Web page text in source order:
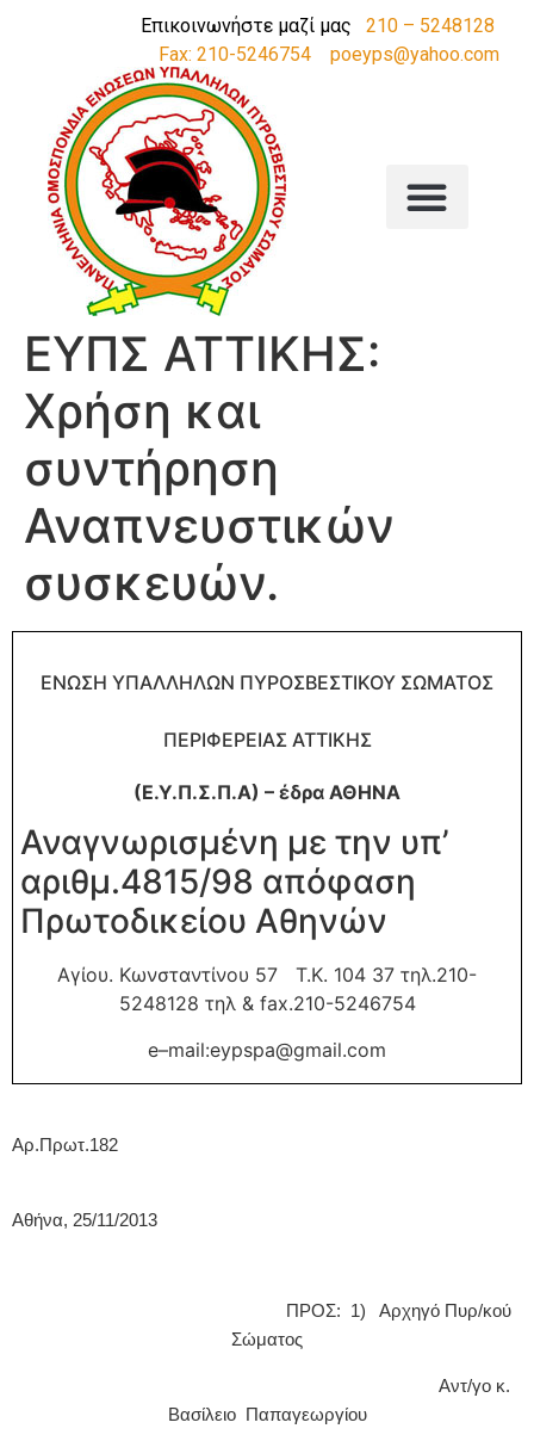
Επικοινωνήστε μαζί μας 210 – 5248128
Fax: 210-5246754
poeyps@yahoo.com
ΕΥΠΣ ΑΤΤΙΚΗΣ:
Χρήση και
συντήρηση
Αναπνευστικών
συσκευών.
ΕΝΩΣΗ ΥΠΑΛΛΗΛΩΝ ΠΥΡΟΣΒΕΣΤΙΚΟΥ ΣΩΜΑΤΟΣ
ΠΕΡΙΦΕΡΕΙΑΣ ΑΤΤΙΚΗΣ
(Ε.Υ.Π.Σ.Π.Α) – έδρα ΑΘΗΝΑ
Αναγνωρισμένη με την υπ’
αριθμ.4815/98 απόφαση
Πρωτοδικείου Αθηνών
Αγίου. Κωνσταντίνου 57 Τ.Κ. 104 37 τηλ.210-
5248128 τηλ & fax.210-5246754
e–mail:eypspa@gmail.com
Αρ.Πρωτ.182
Αθήνα, 25/11/2013
ΠΡΟΣ: 1) Αρχηγό Πυρ/κού
Σώματος
Αντ/γο κ.
Βασίλειο Παπαγεωργίου